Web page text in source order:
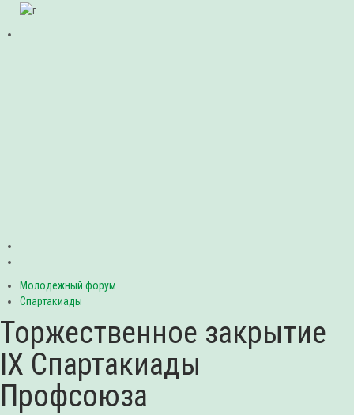
Молодежный форум
Спартакиады
Торжественное закрытие
IX Спартакиады
Профсоюза